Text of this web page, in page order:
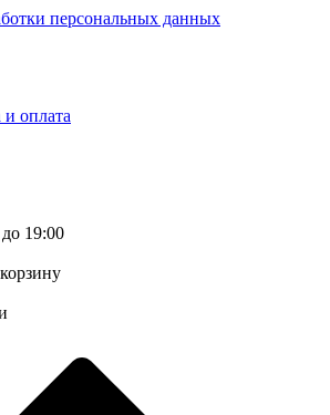
персональных данных
и оплата
19:00